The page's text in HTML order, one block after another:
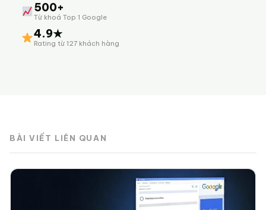
500+
Từ khoá Top 1 Google
4.9★
Rating từ 127 khách hàng
BÀI VIẾT LIÊN QUAN